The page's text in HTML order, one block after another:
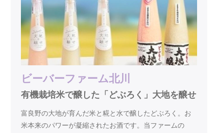
ビーバーファーム北川
有機栽培米で醸した「どぶろく」大地を醸せ
富良野の大地が育んだ米と糀と水で醸したどぶろく。お
米本来のパワーが凝縮されたお酒です。当ファームの